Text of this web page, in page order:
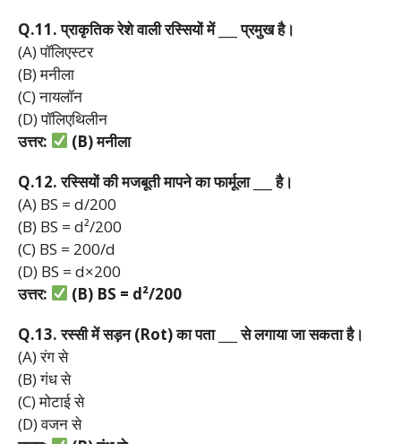
Q.11.प्राकृतिकरेशेवालीरस्सियोंमें ___प्रमुखहै।
(A) पॉलिएस्टर
(B) मनीला
(C) नायलॉन
(D) पॉलिएथिलीन
उत्तर:
(B)मनीला
Q.12.रस्सियोंकीमजबूतीमापनेकाफार्मूला ___है।
(A) BS = d/200
(B) BS = d²/200
(C) BS = 200/d
(D) BS = d×200
उत्तर:
(B) BS = d²/200
Q.13.रस्सीमेंसड़न (Rot)कापता ___सेलगायाजासकताहै।
(A) रंग से
(B) गंध से
(C) मोटाई से
(D) वजन से